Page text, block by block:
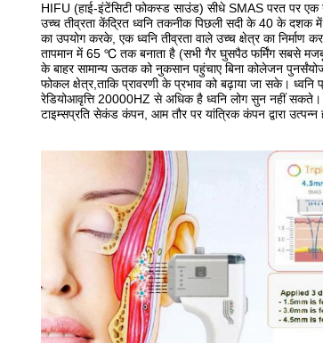
HIFU (हाई-इंटेंसिटी फोकस्ड साउंड) सीधे SMAS परत पर एक
उच्च तीव्रता केंद्रित ध्वनि तकनीक पिछली सदी के 40 के दशक में
का उपयोग करके, एक ध्वनि तीव्रता वाले उच्च क्षेत्र का
तापमान में 65 ℃ तक बनाता है (सभी गैर घुसपैठ फर्मिंग सबसे
के बाहर सामान्य ऊतक को नुकसान पहुंचाए बिना कोलेजन
फोकल क्षेत्र,ताकि प्रावरणी के प्रभाव को बढ़ाया जा सके। ध्वनि
रेडियोआवृत्ति 20000HZ से अधिक है ध्वनि लोग सुन नहीं
टाइम्सप्रति सेकंड कंपन, आम तौर पर यांत्रिक कंपन द्वारा उत्पन्न